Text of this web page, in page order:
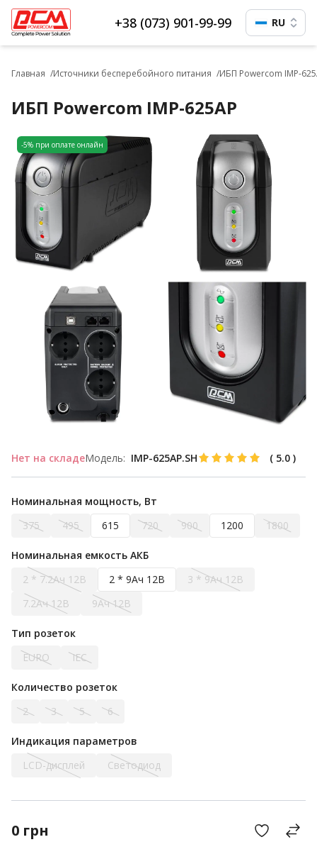
+38 (073) 901-99-99 RU
Главная Источники бесперебойного питания ИБП Powercom IMP-
ИБП Powercom IMP-625AP
-5% при оплате онлайн
Нет на складеМодель: IMP-625AP.SH ( 5.0 )
Номинальная мощность, Вт
375
495 615 720 900 1200 1800
Номинальная емкость АКБ
2 * 7.2Ач 12В
2 * 9Ач 12В
3 * 9Ач 12В
7.2Ач 12В
9Ач 12В
Тип розеток
EURO
IEC
Количество розеток
2
3 5 6
Индикация параметров
LCD-дисплей
Светодиод
0 грн